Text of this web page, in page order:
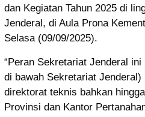
dan Kegiatan Tahun 2025 di
Jenderal, di Aula Prona
Selasa (09/09/2025).
“Peran Sekretariat Jenderal
di bawah Sekretariat Jenderal)
direktorat teknis bahkan
Provinsi dan Kantor